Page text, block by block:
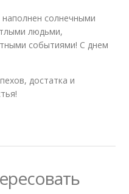
солнечными
людьми,
событиями! С днем
достатка и